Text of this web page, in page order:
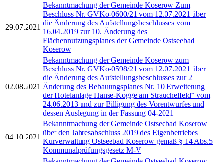
29.07.2021
Bekanntmachung der Gemeinde Koserow Zum
Beschluss Nr. GVKo-0600/21 vom 12.07.2021 über
die Änderung des Aufstellungsbeschlusses vom
16.04.2019 zur 10. Änderung des
Flächennutzungsplanes der Gemeinde Ostseebad
Koserow
02.08.2021
Bekanntmachung der Gemeinde Koserow zum
Beschluss Nr. GVKo-0598/21 vom 12.07.2021 über
die Änderung des Aufstellungsbeschlusses zur 2.
Änderung des Bebauungsplanes Nr. 10 Erweiterung
der Hotelanlage Hanse-Kogge am Strauchelfeld“ vom
24.06.2013 und zur Billigung des Vorentwurfes und
dessen Auslegung in der Fassung 04-2021
04.10.2021
Bekanntmachung der Gemeinde Ostseebad Koserow
über den Jahresabschluss 2019 des Eigenbetriebes
Kurverwaltung Ostseebad Koserow gemäß § 14 Abs.5
Kommunalprüfungsgesetz M-V